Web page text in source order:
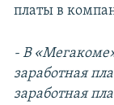
платы в
-В
заработная
заработная